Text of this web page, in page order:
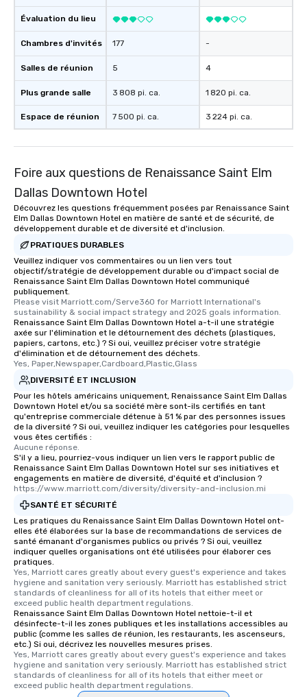
Évaluation du lieu
Chambres d'invités
Salles de réunion
Plus grande salle
Espace de réunion
177
5
3 808 pi. ca.
7 500 pi. ca.
-
4
1 820 pi. ca.
3 224 pi. ca.
Foire aux questions de Renaissance Saint Elm
Dallas Downtown Hotel
Découvrez les questions fréquemment posées par Renaissance Saint
Elm Dallas Downtown Hotel en matière de santé et de sécurité, de
développement durable et de diversité et d'inclusion.
PRATIQUES DURABLES
Veuillez indiquer vos commentaires ou un lien vers tout
objectif/stratégie de développement durable ou d'impact social de
Renaissance Saint Elm Dallas Downtown Hotel communiqué
publiquement.
Please visit Marriott.com/Serve360 for Marriott International's
sustainability & social impact strategy and 2025 goals information.
Renaissance Saint Elm Dallas Downtown Hotel a-t-il une stratégie
axée sur l'élimination et le détournement des déchets (plastiques,
papiers, cartons, etc.) ? Si oui, veuillez préciser votre stratégie
d'élimination et de détournement des déchets.
Yes, Paper,Newspaper,Cardboard,Plastic,Glass
DIVERSITÉ ET INCLUSION
Pour les hôtels américains uniquement, Renaissance Saint Elm Dallas
Downtown Hotel et/ou sa société mère sont-ils certifiés en tant
qu'entreprise commerciale détenue à 51 % par des personnes issues
de la diversité ? Si oui, veuillez indiquer les catégories pour lesquelles
vous êtes certifiés :
Aucune réponse.
S'il y a lieu, pourriez-vous indiquer un lien vers le rapport public de
Renaissance Saint Elm Dallas Downtown Hotel sur ses initiatives et
engagements en matière de diversité, d'équité et d'inclusion ?
https://www.marriott.com/diversity/diversity-and-inclusion.mi
SANTÉ ET SÉCURITÉ
Les pratiques du Renaissance Saint Elm Dallas Downtown Hotel ont-
elles été élaborées sur la base de recommandations de services de
santé émanant d'organismes publics ou privés ? Si oui, veuillez
indiquer quelles organisations ont été utilisées pour élaborer ces
pratiques.
Yes, Marriott cares greatly about every guest's experience and takes
hygiene and sanitation very seriously. Marriott has established strict
standards of cleanliness for all of its hotels that either meet or
exceed public health department regulations.
Renaissance Saint Elm Dallas Downtown Hotel nettoie-t-il et
désinfecte-t-il les zones publiques et les installations accessibles au
public (comme les salles de réunion, les restaurants, les ascenseurs,
etc.) Si oui, décrivez les nouvelles mesures prises.
Yes, Marriott cares greatly about every guest's experience and takes
hygiene and sanitation very seriously. Marriott has established strict
standards of cleanliness for all of its hotels that either meet or
exceed public health department regulations.